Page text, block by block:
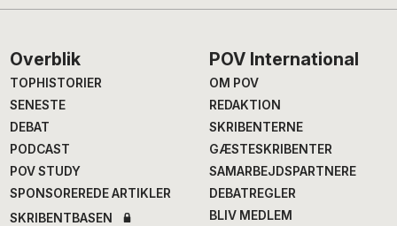
Footer
Overblik
TOPHISTORIER
SENESTE
DEBAT
PODCAST
POV STUDY
SPONSOREREDE ARTIKLER
SKRIBENTBASEN
POV International
OM POV
REDAKTION
SKRIBENTERNE
GÆSTESKRIBENTER
SAMARBEJDSPARTNERE
DEBATREGLER
BLIV MEDLEM